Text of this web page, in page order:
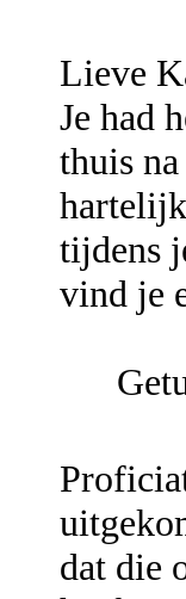
Lieve
Je had
thuis
tijdens
vind je
dat die